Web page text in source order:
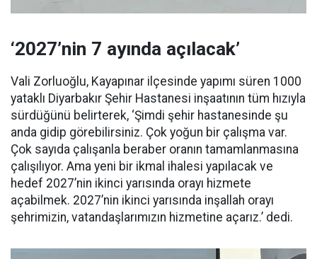
‘2027’nin 7 ayında açılacak’
Vali Zorluoğlu, Kayapınar ilçesinde yapımı süren 1000
yataklı Diyarbakır Şehir Hastanesi inşaatının tüm hızıyla
sürdüğünü belirterek, ‘Şimdi şehir hastanesinde şu
anda gidip görebilirsiniz. Çok yoğun bir çalışma var.
Çok sayıda çalışanla beraber oranın tamamlanmasına
çalışılıyor. Ama yeni bir ikmal ihalesi yapılacak ve
hedef 2027’nin ikinci yarısında orayı hizmete
açabilmek. 2027’nin ikinci yarısında inşallah orayı
şehrimizin, vatandaşlarımızın hizmetine açarız.’ dedi.